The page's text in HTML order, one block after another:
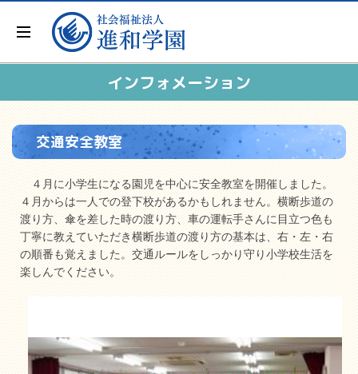
インフォメーション
交通安全教室
４月に小学生になる園児を中心に安全教室を開催しました。
４月からは一人での登下校があるかもしれません。横断歩道の
渡り方、傘を差した時の渡り方、車の運転手さんに目立つ色も
丁寧に教えていただき横断歩道の渡り方の基本は、右・左・右
の順番も覚えました。交通ルールをしっかり守り小学校生活を
楽しんでください。